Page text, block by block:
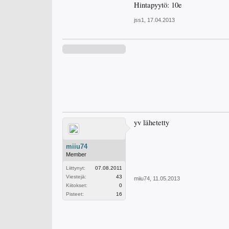
Hintapyytö: 10e
jss1 17.04.2013
miiu74
Member
Liittynyt:
07.08.2011
Viestejä:
43
Kiitokset:
0
Pisteet:
16
yv lähetetty
miiu74 11.05.2013